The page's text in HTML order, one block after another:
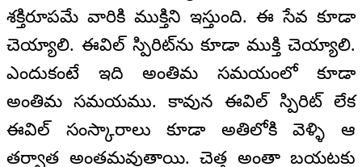
శక్తిరూపమే వారికి ముక్తిని ఇస్తుంది. ఈ సేవ కూడా
చెయ్యాలి. ఈవిల్ స్పిరిట్‌ను కూడా ముక్తి చెయ్యాలి.
ఎందుకంటే ఇది అంతిమ సమయంలో కూడా
అంతిమ సమయము. కావున ఈవిల్ స్పిరిట్ లేక
ఈవిల్ సంస్కారాలు కూడా అతిలోకి వెళ్ళి ఆ
తర్వాత అంతమవుతాయి. చెత్త అంతా బయటకు